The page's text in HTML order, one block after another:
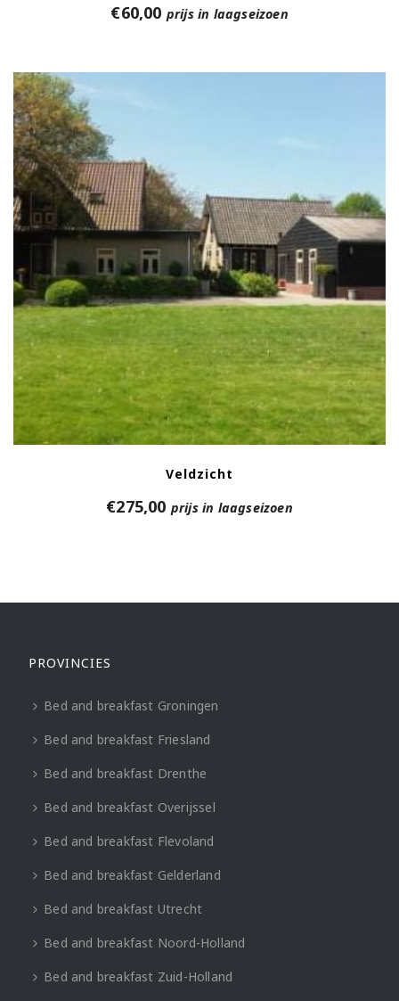
€60,00 prijs in laagseizoen
Veldzicht
€275,00 prijs in laagseizoen
PROVINCIES
Bed and breakfast Groningen
Bed and breakfast Friesland
Bed and breakfast Drenthe
Bed and breakfast Overijssel
Bed and breakfast Flevoland
Bed and breakfast Gelderland
Bed and breakfast Utrecht
Bed and breakfast Noord-Holland
Bed and breakfast Zuid-Holland